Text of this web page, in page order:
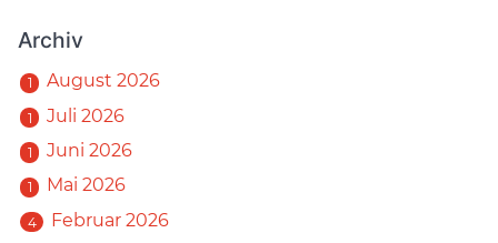
Archiv
1 August 2026
1 Juli 2026
1 Juni 2026
1 Mai 2026
4 Februar 2026